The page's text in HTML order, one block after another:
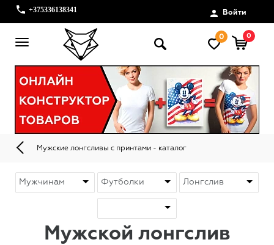
+375336138341 Войти
0 0
Мужские лонгсливы с принтами - каталог
Мужской лонгслив